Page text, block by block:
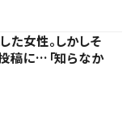
た女性。しかしそ
稿に…「知らなか